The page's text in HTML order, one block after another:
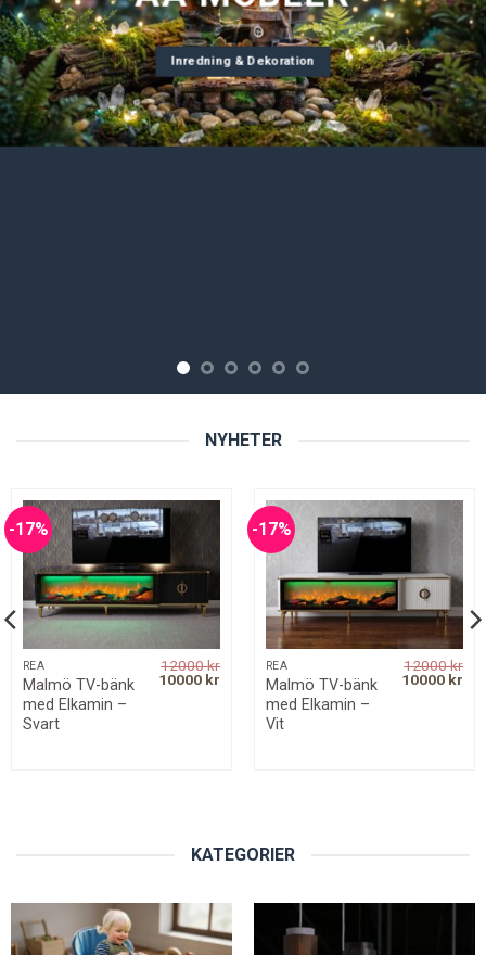
Inredning & Dekoration
NYHETER
-17%
REA
Malmö TV-bänk
med Elkamin –
Svart
12000kr
Original
10000 kr Current
10000 kr.
-17%
REA
Malmö TV-bänk
med Elkamin –
Vit
12000kr
Original
10000 kr
kr.
KATEGORIER